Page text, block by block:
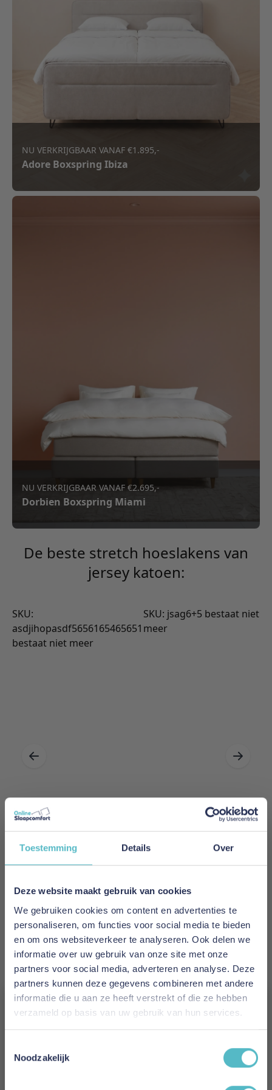
Toestemming Details Over
Deze website maakt gebruik van cookies
We gebruiken cookies om content en advertenties te
personaliseren, om functies voor social media te bieden
en om ons websiteverkeer te analyseren. Ook delen we
informatie over uw gebruik van onze site met onze
partners voor social media, adverteren en analyse. Deze
partners kunnen deze gegevens combineren met andere
informatie die u aan ze heeft verstrekt of die ze hebben
verzameld op basis van uw gebruik van hun services.
Noodzakelijk
NU VERKRIJGBAAR VANAF €1.895,-
Adore Boxspring Ibiza
NU VERKRIJGBAAR VANAF €2.695,-
Dorbien Boxspring Miami
De beste stretch hoeslakens van
jersey katoen:
SKU:
asdjihopasdf5656165465651
bestaat niet meer
SKU: jsag6+5 bestaat niet
meer
De mooiste dons collectie van
Brinkhaus, sinds 1847!